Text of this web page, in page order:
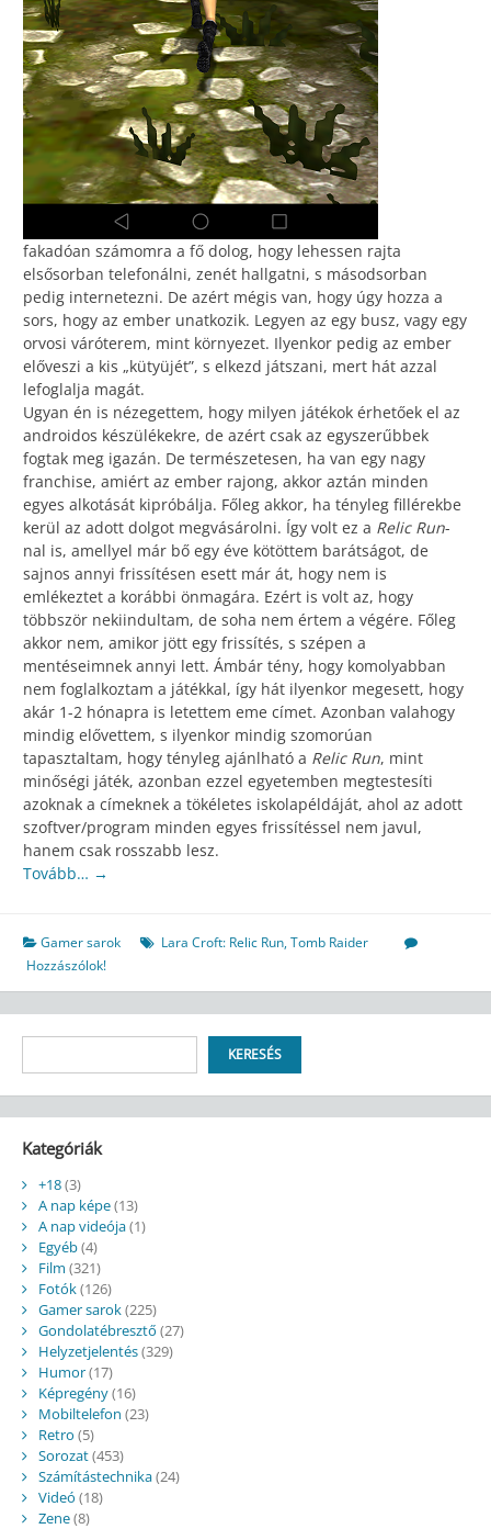
fakadóan számomra a fő dolog, hogy lehessen rajta
elsősorban telefonálni, zenét hallgatni, s másodsorban
pedig internetezni. De azért mégis van, hogy úgy hozza a
sors, hogy az ember unatkozik. Legyen az egy busz, vagy egy
orvosi váróterem, mint környezet. Ilyenkor pedig az ember
előveszi a kis „kütyüjét”, s elkezd játszani, mert hát azzal
lefoglalja magát.
Ugyan én is nézegettem, hogy milyen játékok érhetőek el az
androidos készülékekre, de azért csak az egyszerűbbek
fogtak meg igazán. De természetesen, ha van egy nagy
franchise, amiért az ember rajong, akkor aztán minden
egyes alkotását kipróbálja. Főleg akkor, ha tényleg fillérekbe
kerül az adott dolgot megvásárolni. Így volt ez a Relic Run-
nal is, amellyel már bő egy éve kötöttem barátságot, de
sajnos annyi frissítésen esett már át, hogy nem is
emlékeztet a korábbi önmagára. Ezért is volt az, hogy
többször nekiindultam, de soha nem értem a végére. Főleg
akkor nem, amikor jött egy frissítés, s szépen a
mentéseimnek annyi lett. Ámbár tény, hogy komolyabban
nem foglalkoztam a játékkal, így hát ilyenkor megesett, hogy
akár 1-2 hónapra is letettem eme címet. Azonban valahogy
mindig elővettem, s ilyenkor mindig szomorúan
tapasztaltam, hogy tényleg ajánlható a Relic Run, mint
minőségi játék, azonban ezzel egyetemben megtestesíti
azoknak a címeknek a tökéletes iskolapéldáját, ahol az adott
szoftver/program minden egyes frissítéssel nem javul,
hanem csak rosszabb lesz.
Tovább… →
Gamer sarok Lara Croft: Relic Run,Tomb Raider
Hozzászólok!
KERESÉS
Kategóriák
+18(3)
A nap képe(13)
A nap videója(1)
Egyéb(4)
Film (321)
Fotók(126)
Gamer sarok(225)
Gondolatébresztő (27)
Helyzetjelentés(329)
Humor(17)
Képregény(16)
Mobiltelefon (23)
Retro (5)
Sorozat(453)
Számítástechnika(24)
Videó (18)
Zene(8)